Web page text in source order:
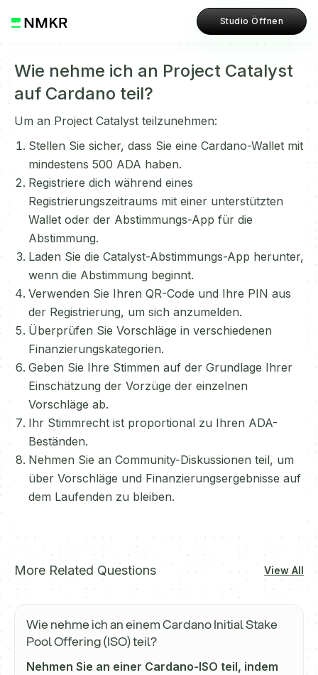
Studio Öffnen
Wie nehme ich an Project Catalyst
auf Cardano teil?
Um an Project Catalyst teilzunehmen:
Stellen Sie sicher, dass Sie eine Cardano-Wallet mit
mindestens 500 ADA haben.
Registriere dich während eines
Registrierungszeitraums mit einer unterstützten
Wallet oder der Abstimmungs-App für die
Abstimmung.
Laden Sie die Catalyst-Abstimmungs-App herunter,
wenn die Abstimmung beginnt.
Verwenden Sie Ihren QR-Code und Ihre PIN aus
der Registrierung, um sich anzumelden.
Überprüfen Sie Vorschläge in verschiedenen
Finanzierungskategorien.
Geben Sie Ihre Stimmen auf der Grundlage Ihrer
Einschätzung der Vorzüge der einzelnen
Vorschläge ab.
Ihr Stimmrecht ist proportional zu Ihren ADA-
Beständen.
Nehmen Sie an Community-Diskussionen teil, um
über Vorschläge und Finanzierungsergebnisse auf
dem Laufenden zu bleiben.
More Related Questions View All
Wie nehme ich an einem Cardano Initial Stake
Pool Offering (ISO) teil?
Nehmen Sie an einer Cardano-ISO teil, indem